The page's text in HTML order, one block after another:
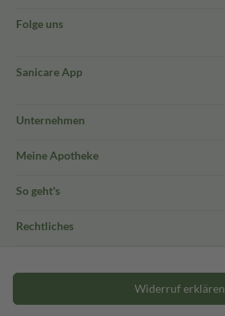
Folge uns
Sanicare App
Unternehmen
Meine Apotheke
So geht's
Rechtliches
Widerruf erklären